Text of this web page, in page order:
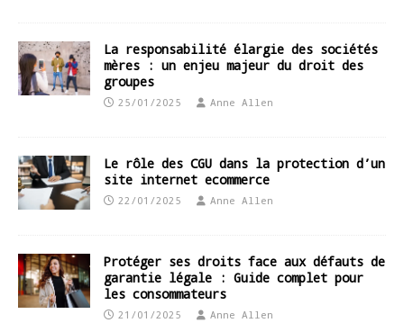
La responsabilité élargie des sociétés
mères : un enjeu majeur du droit des
groupes
25/01/2025 Anne Allen
Le rôle des CGU dans la protection d’un
site internet ecommerce
22/01/2025 Anne Allen
Protéger ses droits face aux défauts de
garantie légale : Guide complet pour
les consommateurs
21/01/2025 Anne Allen